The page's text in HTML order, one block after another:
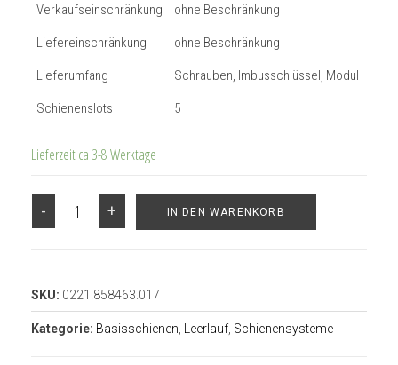
Verkaufseinschränkung ohne Beschränkung
Liefereinschränkung ohne Beschränkung
Lieferumfang Schrauben, Imbusschlüssel, Modul
Schienenslots 5
Lieferzeit ca 3-8 Werktage
- + IN DEN WARENKORB
SKU: 0221.858463.017
Kategorie: Basisschienen Leerlauf Schienensysteme